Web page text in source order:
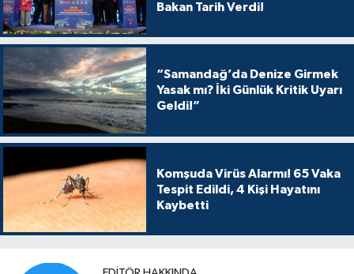
Bakan Tarih Verdi!
“Samandağ’da Denize Girmek
Yasak mı? İki Günlük Kritik Uyarı
Geldi!”
Komşuda Virüs Alarmı! 65 Vaka
Tespit Edildi, 4 Kişi Hayatını
Kaybetti